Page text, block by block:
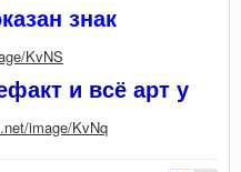
знак
KvNS
и всё арт у
image/KvNq